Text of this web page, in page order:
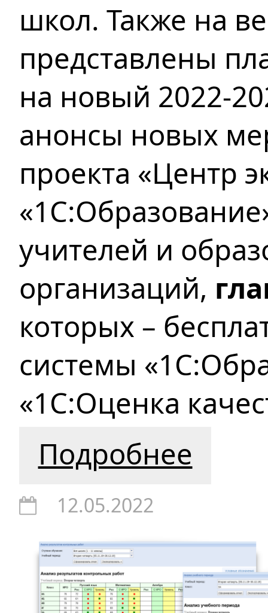
школ. Также на
представлены
на новый 2022-
анонсы новых
проекта «Центр
учителей и
организаций,
которых –
системы
«1С:Оценка
Подробнее
12.05.2022